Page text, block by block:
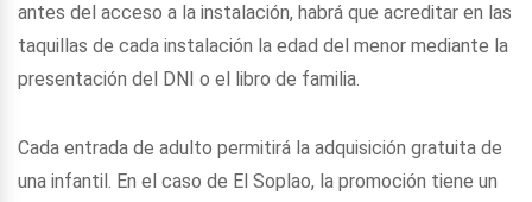
antes del acceso a la instalación, habrá que acreditar en las
taquillas de cada instalación la edad del menor mediante la
presentación del DNI o el libro de familia.
Cada entrada de adulto permitirá la adquisición gratuita de
una infantil. En el caso de El Soplao, la promoción tiene un